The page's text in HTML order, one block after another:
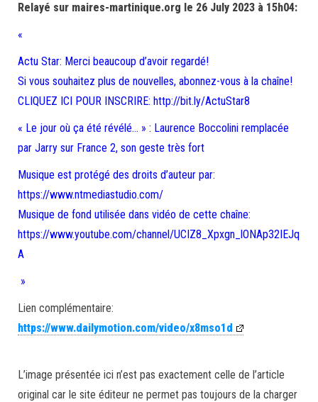
Relayé sur maires-martinique.org le 26 July 2023 à 15h04:
«
Actu Star: Merci beaucoup d’avoir regardé!
Si vous souhaitez plus de nouvelles, abonnez-vous à la chaîne!
CLIQUEZ ICI POUR INSCRIRE: http://bit.ly/ActuStar8
« Le jour où ça été révélé… » : Laurence Boccolini remplacée
par Jarry sur France 2, son geste très fort
Musique est protégé des droits d’auteur par:
https://www.ntmediastudio.com/
Musique de fond utilisée dans vidéo de cette chaîne:
https://www.youtube.com/channel/UCIZ8_Xpxgn_lONAp32IEJq
A
»
Lien complémentaire:
https://www.dailymotion.com/video/x8mso1d
L’image présentée ici n’est pas exactement celle de l’article
original car le site éditeur ne permet pas toujours de la charger